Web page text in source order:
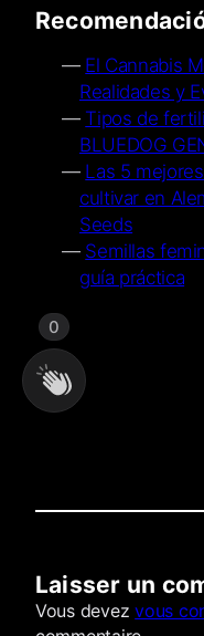
El Cannabis
Realidades y
Tipos de
BLUEDOG
Las 5
cultivar en
Seeds
Semillas
guía práctica
0
Laisser un
Vous devezvous